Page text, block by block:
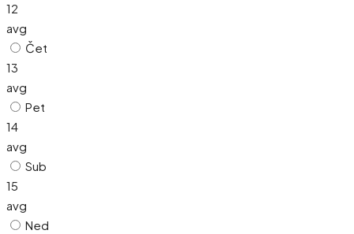
12
avg
Čet
13
avg
Pet
14
avg
Sub
15
avg
Ned